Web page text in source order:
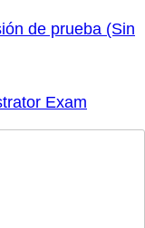
de prueba (Sin
Exam